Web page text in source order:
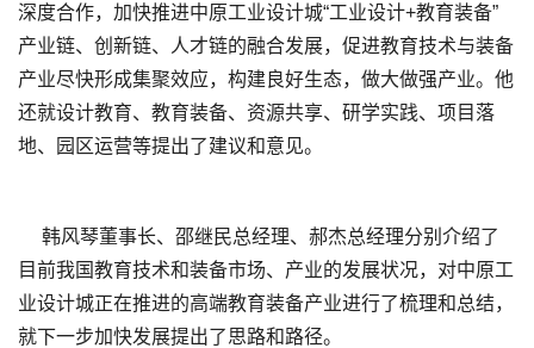
深度合作，加快推进中原工业设计城“工业设计+教育装备”
产业链、创新链、人才链的融合发展，促进教育技术与装备
产业尽快形成集聚效应，构建良好生态，做大做强产业。他
还就设计教育、教育装备、资源共享、研学实践、项目落
地、园区运营等提出了建议和意见。
韩风琴董事长、邵继民总经理、郝杰总经理分别介绍了
目前我国教育技术和装备市场、产业的发展状况，对中原工
业设计城正在推进的高端教育装备产业进行了梳理和总结，
就下一步加快发展提出了思路和路径。